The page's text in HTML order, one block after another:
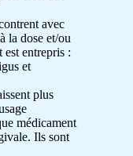
avec
la dose et/ou
est entrepris :
et
plus
médicament
Ils sont